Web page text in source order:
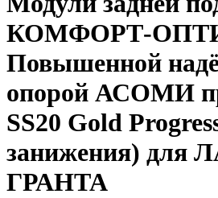
КОМФОРТ-
Повышенной
опорой АСОМИ
SS20 Gold
занижения) для
ГРАНТА